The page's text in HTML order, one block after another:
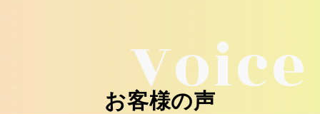
Voice
お客様の声